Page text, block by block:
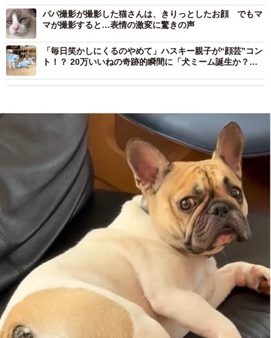
パパ撮影が撮影した猫さんは、きりっとしたお顔 でもマ
マが撮影すると…表情の激変に驚きの声
「毎日笑かしにくるのやめて」ハスキー親子が“顔芸”コン
ト！？ 20万いいねの奇跡的瞬間に「犬ミーム誕生か？」